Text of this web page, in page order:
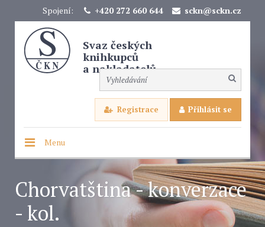
Spojení: +420 272 660 644 sckn@sckn.cz
Svaz českých
knihkupců
a nakladatelů
Registrace Přihlásit se
Menu
Chorvatština - konverzace
- kol.